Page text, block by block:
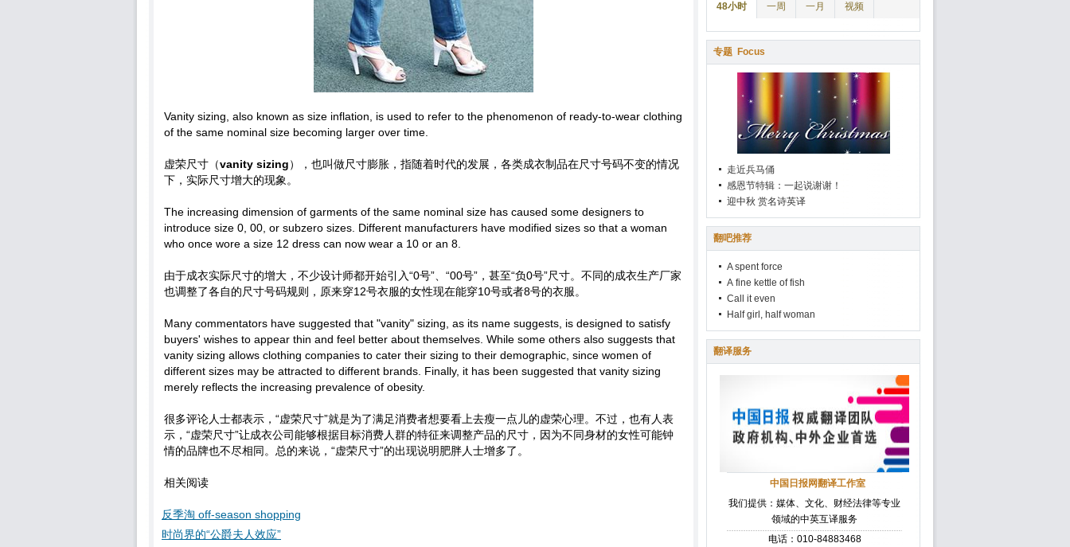
Vanity sizing, also known as size inflation, is used to refer to the phenomenon of ready-to-wear clothing
of the same nominal size becoming larger over time.
虚荣尺寸（vanity sizing），也叫做尺寸膨胀，指随着时代的发展，各类成衣制品在尺寸号码不变的情况
下，实际尺寸增大的现象。
The increasing dimension of garments of the same nominal size has caused some designers to
introduce size 0, 00, or subzero sizes. Different manufacturers have modified sizes so that a woman
who once wore a size 12 dress can now wear a 10 or an 8.
由于成衣实际尺寸的增大，不少设计师都开始引入“0号”、“00号”，甚至“负0号”尺寸。不同的成衣生产厂家
也调整了各自的尺寸号码规则，原来穿12号衣服的女性现在能穿10号或者8号的衣服。
Many commentators have suggested that "vanity" sizing, as its name suggests, is designed to satisfy
buyers' wishes to appear thin and feel better about themselves. While some others also suggests that
vanity sizing allows clothing companies to cater their sizing to their demographic, since women of
different sizes may be attracted to different brands. Finally, it has been suggested that vanity sizing
merely reflects the increasing prevalence of obesity.
很多评论人士都表示，“虚荣尺寸”就是为了满足消费者想要看上去瘦一点儿的虚荣心理。不过，也有人表
示，“虚荣尺寸”让成衣公司能够根据目标消费人群的特征来调整产品的尺寸，因为不同身材的女性可能钟
情的品牌也不尽相同。总的来说，“虚荣尺寸”的出现说明肥胖人士增多了。
相关阅读
反季淘 off-season shopping
时尚界的“公爵夫人效应”
48小时 一周 一月 视频
专题 Focus
走近兵马俑
感恩节特辑：一起说谢谢！
迎中秋 赏名诗英译
翻吧推荐
A spent force
A fine kettle of fish
Call it even
Half girl, half woman
翻译服务
中国日报网翻译工作室
我们提供：媒体、文化、财经法律等专业
领域的中英互译服务
电话：010-84883468